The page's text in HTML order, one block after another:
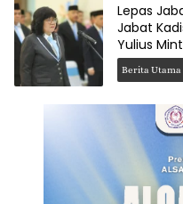
Lepas
Jabat
Yulius
Berita Utama